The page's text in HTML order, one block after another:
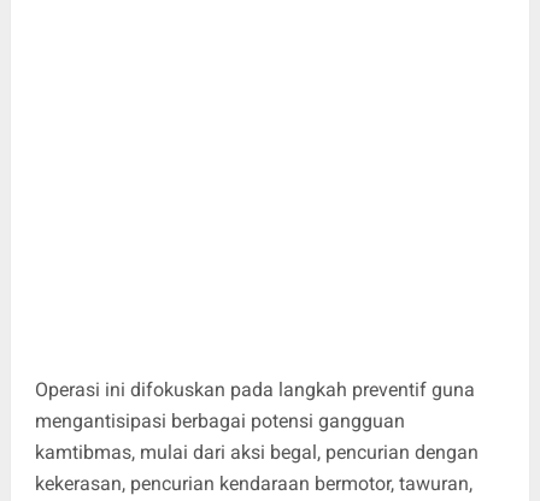
Operasi ini difokuskan pada langkah preventif guna
mengantisipasi berbagai potensi gangguan
kamtibmas, mulai dari aksi begal, pencurian dengan
kekerasan, pencurian kendaraan bermotor, tawuran,